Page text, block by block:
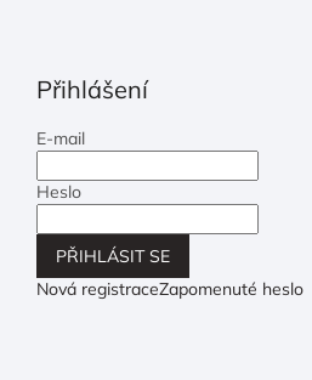
Přihlášení
E-mail
Heslo
PŘIHLÁSIT SE
Nová registraceZapomenuté heslo